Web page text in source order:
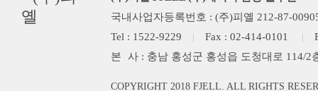
국내사업자등록번호 : (주)피옐 212-87-
Tel : 1522-9229
| Fax : 02-414-0101 |
본
사 : 충남 홍성군 홍성읍 도청대로 114/2
COPYRIGHT 2018 FJELL. ALL RIGHTS